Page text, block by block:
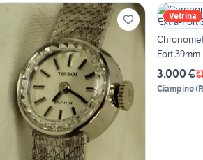
Vetrina
Fort 39mm
3.000 €
Ciampino(